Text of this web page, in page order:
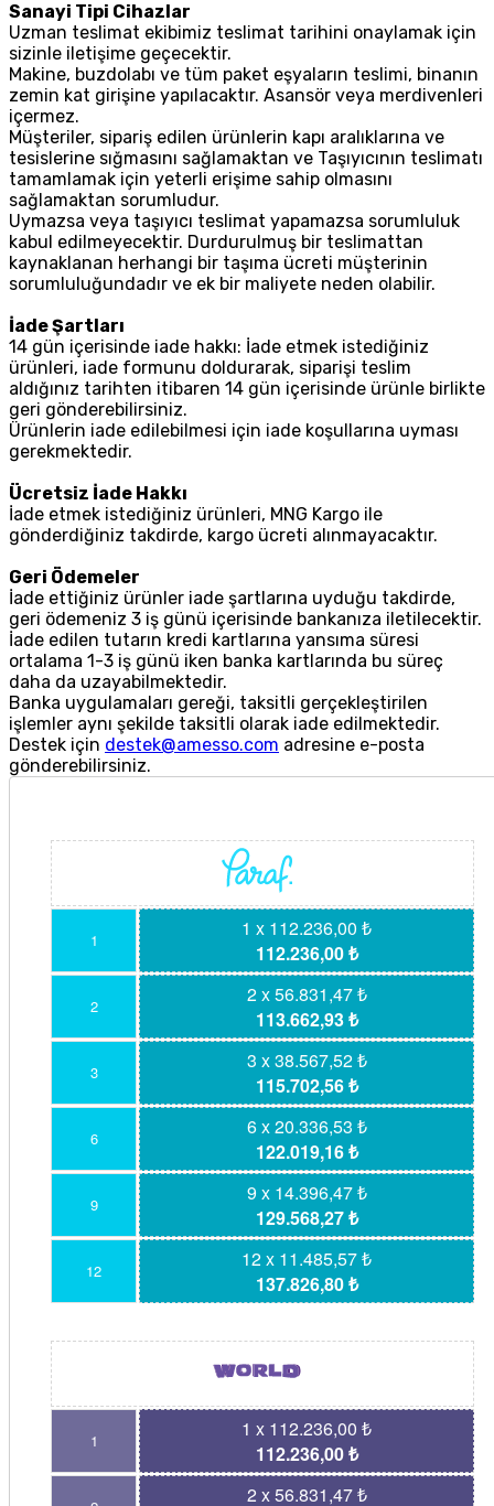
Sanayi Tipi Cihazlar
Uzman teslimat ekibimiz teslimat tarihini onaylamak için
sizinle iletişime geçecektir.
Makine, buzdolabı ve tüm paket eşyaların teslimi, binanın
zemin kat girişine yapılacaktır. Asansör veya merdivenleri
içermez.
Müşteriler, sipariş edilen ürünlerin kapı aralıklarına ve
tesislerine sığmasını sağlamaktan ve Taşıyıcının teslimatı
tamamlamak için yeterli erişime sahip olmasını
sağlamaktan sorumludur.
Uymazsa veya taşıyıcı teslimat yapamazsa sorumluluk
kabul edilmeyecektir. Durdurulmuş bir teslimattan
kaynaklanan herhangi bir taşıma ücreti müşterinin
sorumluluğundadır ve ek bir maliyete neden olabilir.
İade Şartları
14 gün içerisinde iade hakkı: İade etmek istediğiniz
ürünleri, iade formunu doldurarak, siparişi teslim
aldığınız tarihten itibaren 14 gün içerisinde ürünle birlikte
geri gönderebilirsiniz.
Ürünlerin iade edilebilmesi için iade koşullarına uyması
gerekmektedir.
Ücretsiz İade Hakkı
İade etmek istediğiniz ürünleri, MNG Kargo ile
gönderdiğiniz takdirde, kargo ücreti alınmayacaktır.
Geri Ödemeler
İade ettiğiniz ürünler iade şartlarına uyduğu takdirde,
geri ödemeniz 3 iş günü içerisinde bankanıza iletilecektir.
İade edilen tutarın kredi kartlarına yansıma süresi
ortalama 1-3 iş günü iken banka kartlarında bu süreç
daha da uzayabilmektedir.
Banka uygulamaları gereği, taksitli gerçekleştirilen
işlemler aynı şekilde taksitli olarak iade edilmektedir.
Destek için destek@amesso.com adresine e-posta
gönderebilirsiniz.
1
1 x 112.236,00 ₺
112.236,00 ₺
2
2 x 56.831,47 ₺
113.662,93 ₺
3
3 x 38.567,52 ₺
115.702,56 ₺
6
6 x 20.336,53 ₺
122.019,16 ₺
9
9 x 14.396,47 ₺
129.568,27 ₺
12
12 x 11.485,57 ₺
137.826,80 ₺
1
1 x 112.236,00 ₺
112.236,00 ₺
2 x 56.831,47 ₺